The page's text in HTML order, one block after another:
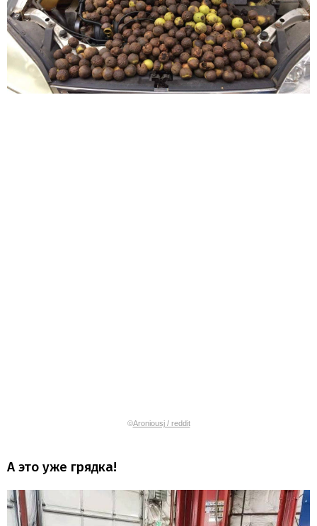
©Aroniousj / reddit
А это уже грядка!